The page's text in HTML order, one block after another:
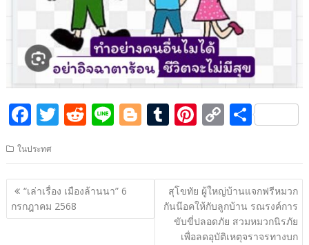
F
e
b
o
o
T
itt
er
R
d
di
t
Li
e
Bl
g
g
T
m
bl
r
Pi
er
e
st
C
p
y
Li
n
S
ar
e
ในประทศ
แนะแนว
เรื่อง
“เล่าเรื่อง เมืองล้านนา” 6
กรกฎาคม 2568
สุโขทัย ผู้ใหญ่บ้านแจกฟรีหมวก
กันน๊อคให้กับลูกบ้าน รณรงค์การ
ขับขี่ปลอดภัย สวมหมวกนิรภัย
เพื่อลดอุบัติเหตุจราจรทางบก